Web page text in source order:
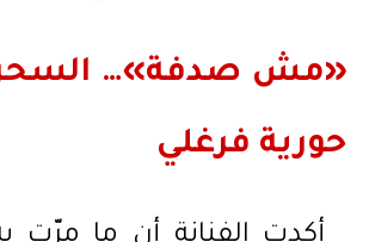
«مش صدفة»… السحر
حورية فرغلي